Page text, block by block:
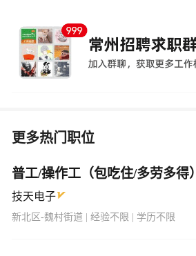
更多热门职位
普工/操作工（包吃住/多劳多得）
技天电子
新北区-魏村街道 | 经验不限 | 学历不限